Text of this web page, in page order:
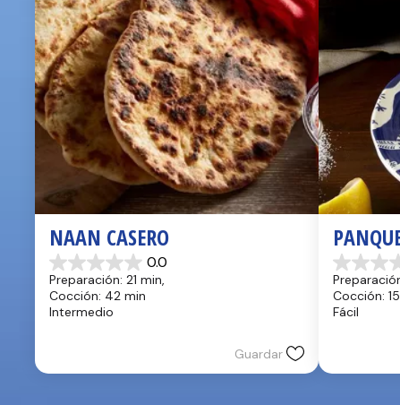
NAAN CASERO
0.0
0.0
de
5
estrellas.
Preparación: 21 min,
Cocción: 42 min
Intermedio
Guardar
0.0
de
5
estrellas.
Cocción:
Fácil